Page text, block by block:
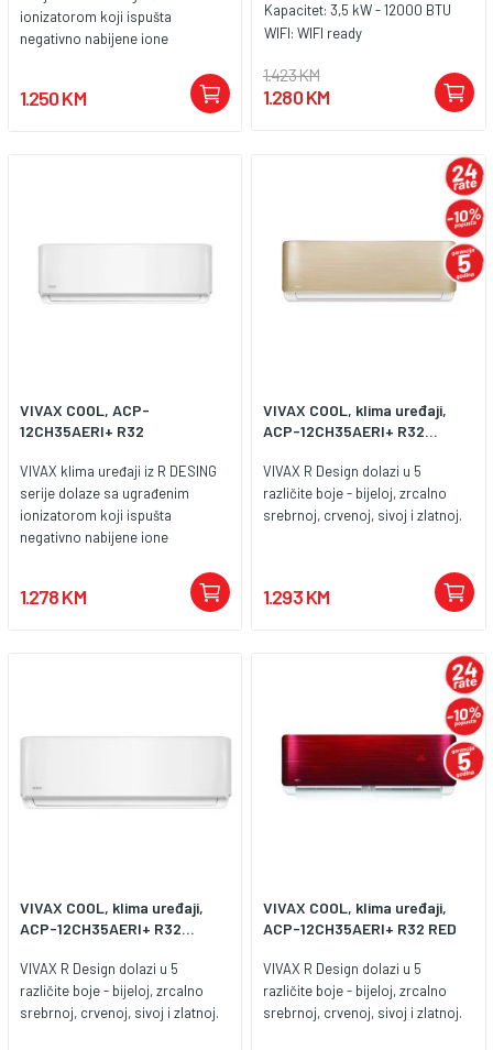
ionizatorom koji ispušta
negativno nabijene ione
koje slobodno lebde zrakom i na
taj način uništava čestice štetne
1.250 KM
Kapacitet: 3,5 kW - 12000 BTU
WIFI: WIFI ready
1.423 KM
1.280 KM
VIVAX COOL, ACP-
12CH35AERI+ R32
VIVAX klima uređaji iz R DESING
serije dolaze sa ugrađenim
ionizatorom koji ispušta
negativno nabijene ione
koje slobodno lebde zrakom i na
taj način uništava čestice štetne
niskim vanjskim temperaturama.
1.278 KM
VIVAX COOL, klima uređaji,
ACP-12CH35AERI+ R32...
VIVAX R Design dolazi u 5
različite boje - bijeloj, zrcalno
srebrnoj, crvenoj, sivoj i zlatnoj.
1.293 KM
VIVAX COOL, klima uređaji,
ACP-12CH35AERI+ R32...
VIVAX R Design dolazi u 5
različite boje - bijeloj, zrcalno
srebrnoj, crvenoj, sivoj i zlatnoj.
VIVAX COOL, klima uređaji,
ACP-12CH35AERI+ R32 RED
VIVAX R Design dolazi u 5
različite boje - bijeloj, zrcalno
srebrnoj, crvenoj, sivoj i zlatnoj.